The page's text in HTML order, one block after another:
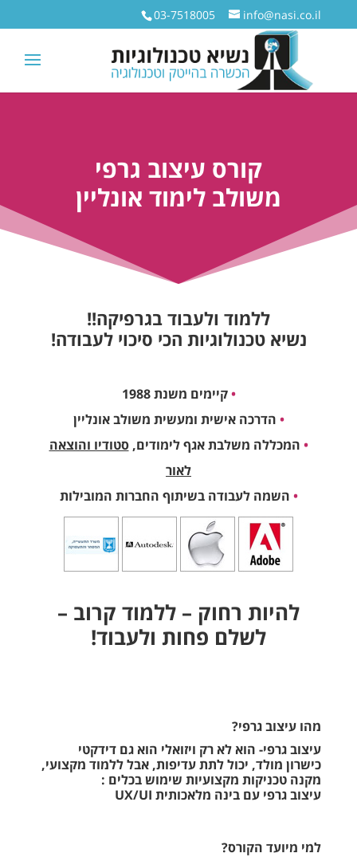
03-7518005 info@nasi.co.il
קורס עיצוב גרפי
משולב לימוד אונליין
ללמוד ולעבוד בגרפיקה!!
נשיא טכנולוגיות הכי סיכוי לעבודה!
•קיימים משנת 1988
• הדרכה אישית ומעשית משולב אונליין
• המכללה משלבת אגף לימודים,סטודיו והוצאה
לאור
• השמה לעבודה בשיתוף החברות המובילות
להיות רחוק – ללמוד קרוב –
לשלם פחות ולעבוד!
מהו עיצוב גרפי?
עיצוב גרפי- הוא לא רק ויזואלי הוא גם דידקטי
כישרון מולד, יכול לתת עדיפות, אבל ללמוד מקצועי,
מקנה טכניקות מקצועיות שימוש בכלים :
עיצוב גרפי עם בינה מלאכותית UX/UI
למי מיועד הקורס?